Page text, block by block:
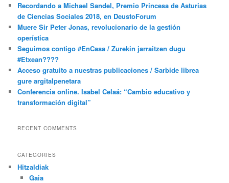
Recordando a Michael Sandel, Premio Princesa de Asturias
de Ciencias Sociales 2018, en DeustoForum
Muere Sir Peter Jonas, revolucionario de la gestión
operística
Seguimos contigo #EnCasa / Zurekin jarraitzen dugu
#Etxean????
Acceso gratuito a nuestras publicaciones / Sarbide librea
gure argitalpenetara
Conferencia online. Isabel Celaá: “Cambio educativo y
transformación digital”
RECENT COMMENTS
CATEGORIES
Hitzaldiak
Gaia